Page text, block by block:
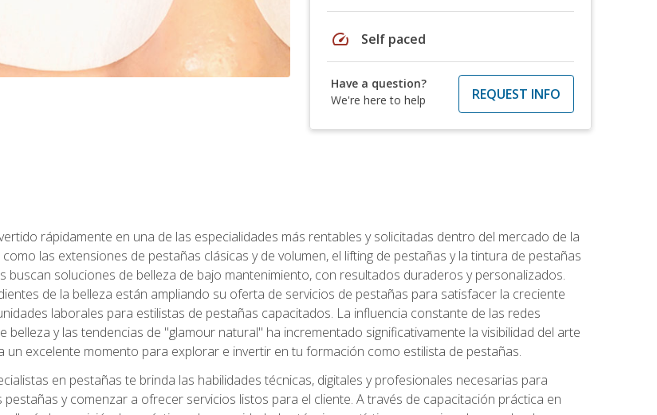
speed Self paced
Have a question?
We're here to help
REQUEST INFO
rápidamente en una de las especialidades más rentables y solicitadas dentro del mercado de la
las extensiones de pestañas clásicas y de volumen, el lifting de pestañas y la tintura de pestañas
buscan soluciones de belleza de bajo mantenimiento, con resultados duraderos y personalizados.
de la belleza están ampliando su oferta de servicios de pestañas para satisfacer la creciente
laborales para estilistas de pestañas capacitados. La influencia constante de las redes
y las tendencias de "glamour natural" ha incrementado significativamente la visibilidad del arte
un excelente momento para explorar e invertir en tu formación como estilista de pestañas.
en pestañas te brinda las habilidades técnicas, digitales y profesionales necesarias para
y comenzar a ofrecer servicios listos para el cliente. A través de capacitación práctica en